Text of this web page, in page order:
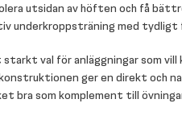
utsidan av höften och få
underkroppsträning med tydligt
val för anläggningar som
ger en direkt och
bra som komplement till